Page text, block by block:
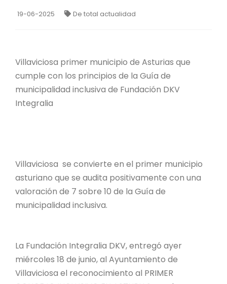
19-06-2025 De total actualidad
Villaviciosa primer municipio de Asturias que
cumple con los principios de la Guía de
municipalidad inclusiva de Fundación DKV
Integralia
Villaviciosa se convierte en el primer municipio
asturiano que se audita positivamente con una
valoración de 7 sobre 10 de la Guía de
municipalidad inclusiva.
La Fundación Integralia DKV, entregó ayer
miércoles 18 de junio, al Ayuntamiento de
Villaviciosa el reconocimiento al PRIMER